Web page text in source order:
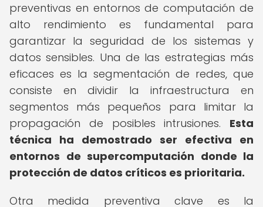
preventivas en entornos de computación de
alto rendimiento es fundamental para
garantizar la seguridad de los sistemas y
datos sensibles. Una de las estrategias más
eficaces es la segmentación de redes, que
consiste en dividir la infraestructura en
segmentos más pequeños para limitar la
propagación de posibles intrusiones. Esta
técnica ha demostrado ser efectiva en
entornos de supercomputación donde la
protección de datos críticos es prioritaria.
Otra medida preventiva clave es la